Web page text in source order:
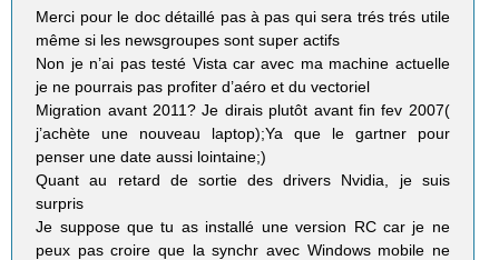
Merci pour le doc détaillé pas à pas qui sera trés trés utile
même si les newsgroupes sont super actifs
Non je n’ai pas testé Vista car avec ma machine actuelle
je ne pourrais pas profiter d’aéro et du vectoriel
Migration avant 2011? Je dirais plutôt avant fin fev 2007(
j’achète une nouveau laptop);Ya que le gartner pour
penser une date aussi lointaine;)
Quant au retard de sortie des drivers Nvidia, je suis
surpris
Je suppose que tu as installé une version RC car je ne
peux pas croire que la synchr avec Windows mobile ne